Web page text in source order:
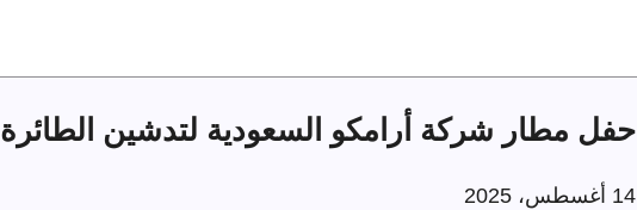
حفل مطار شركة أرامكو السعودية لتدشين الطائرة
14 أغسطس، 2025